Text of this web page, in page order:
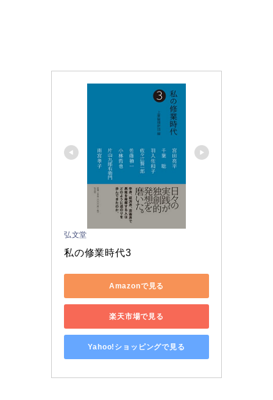
弘文堂
私の修業時代3
Amazonで見る
楽天市場で見る
Yahoo!ショッピングで見る